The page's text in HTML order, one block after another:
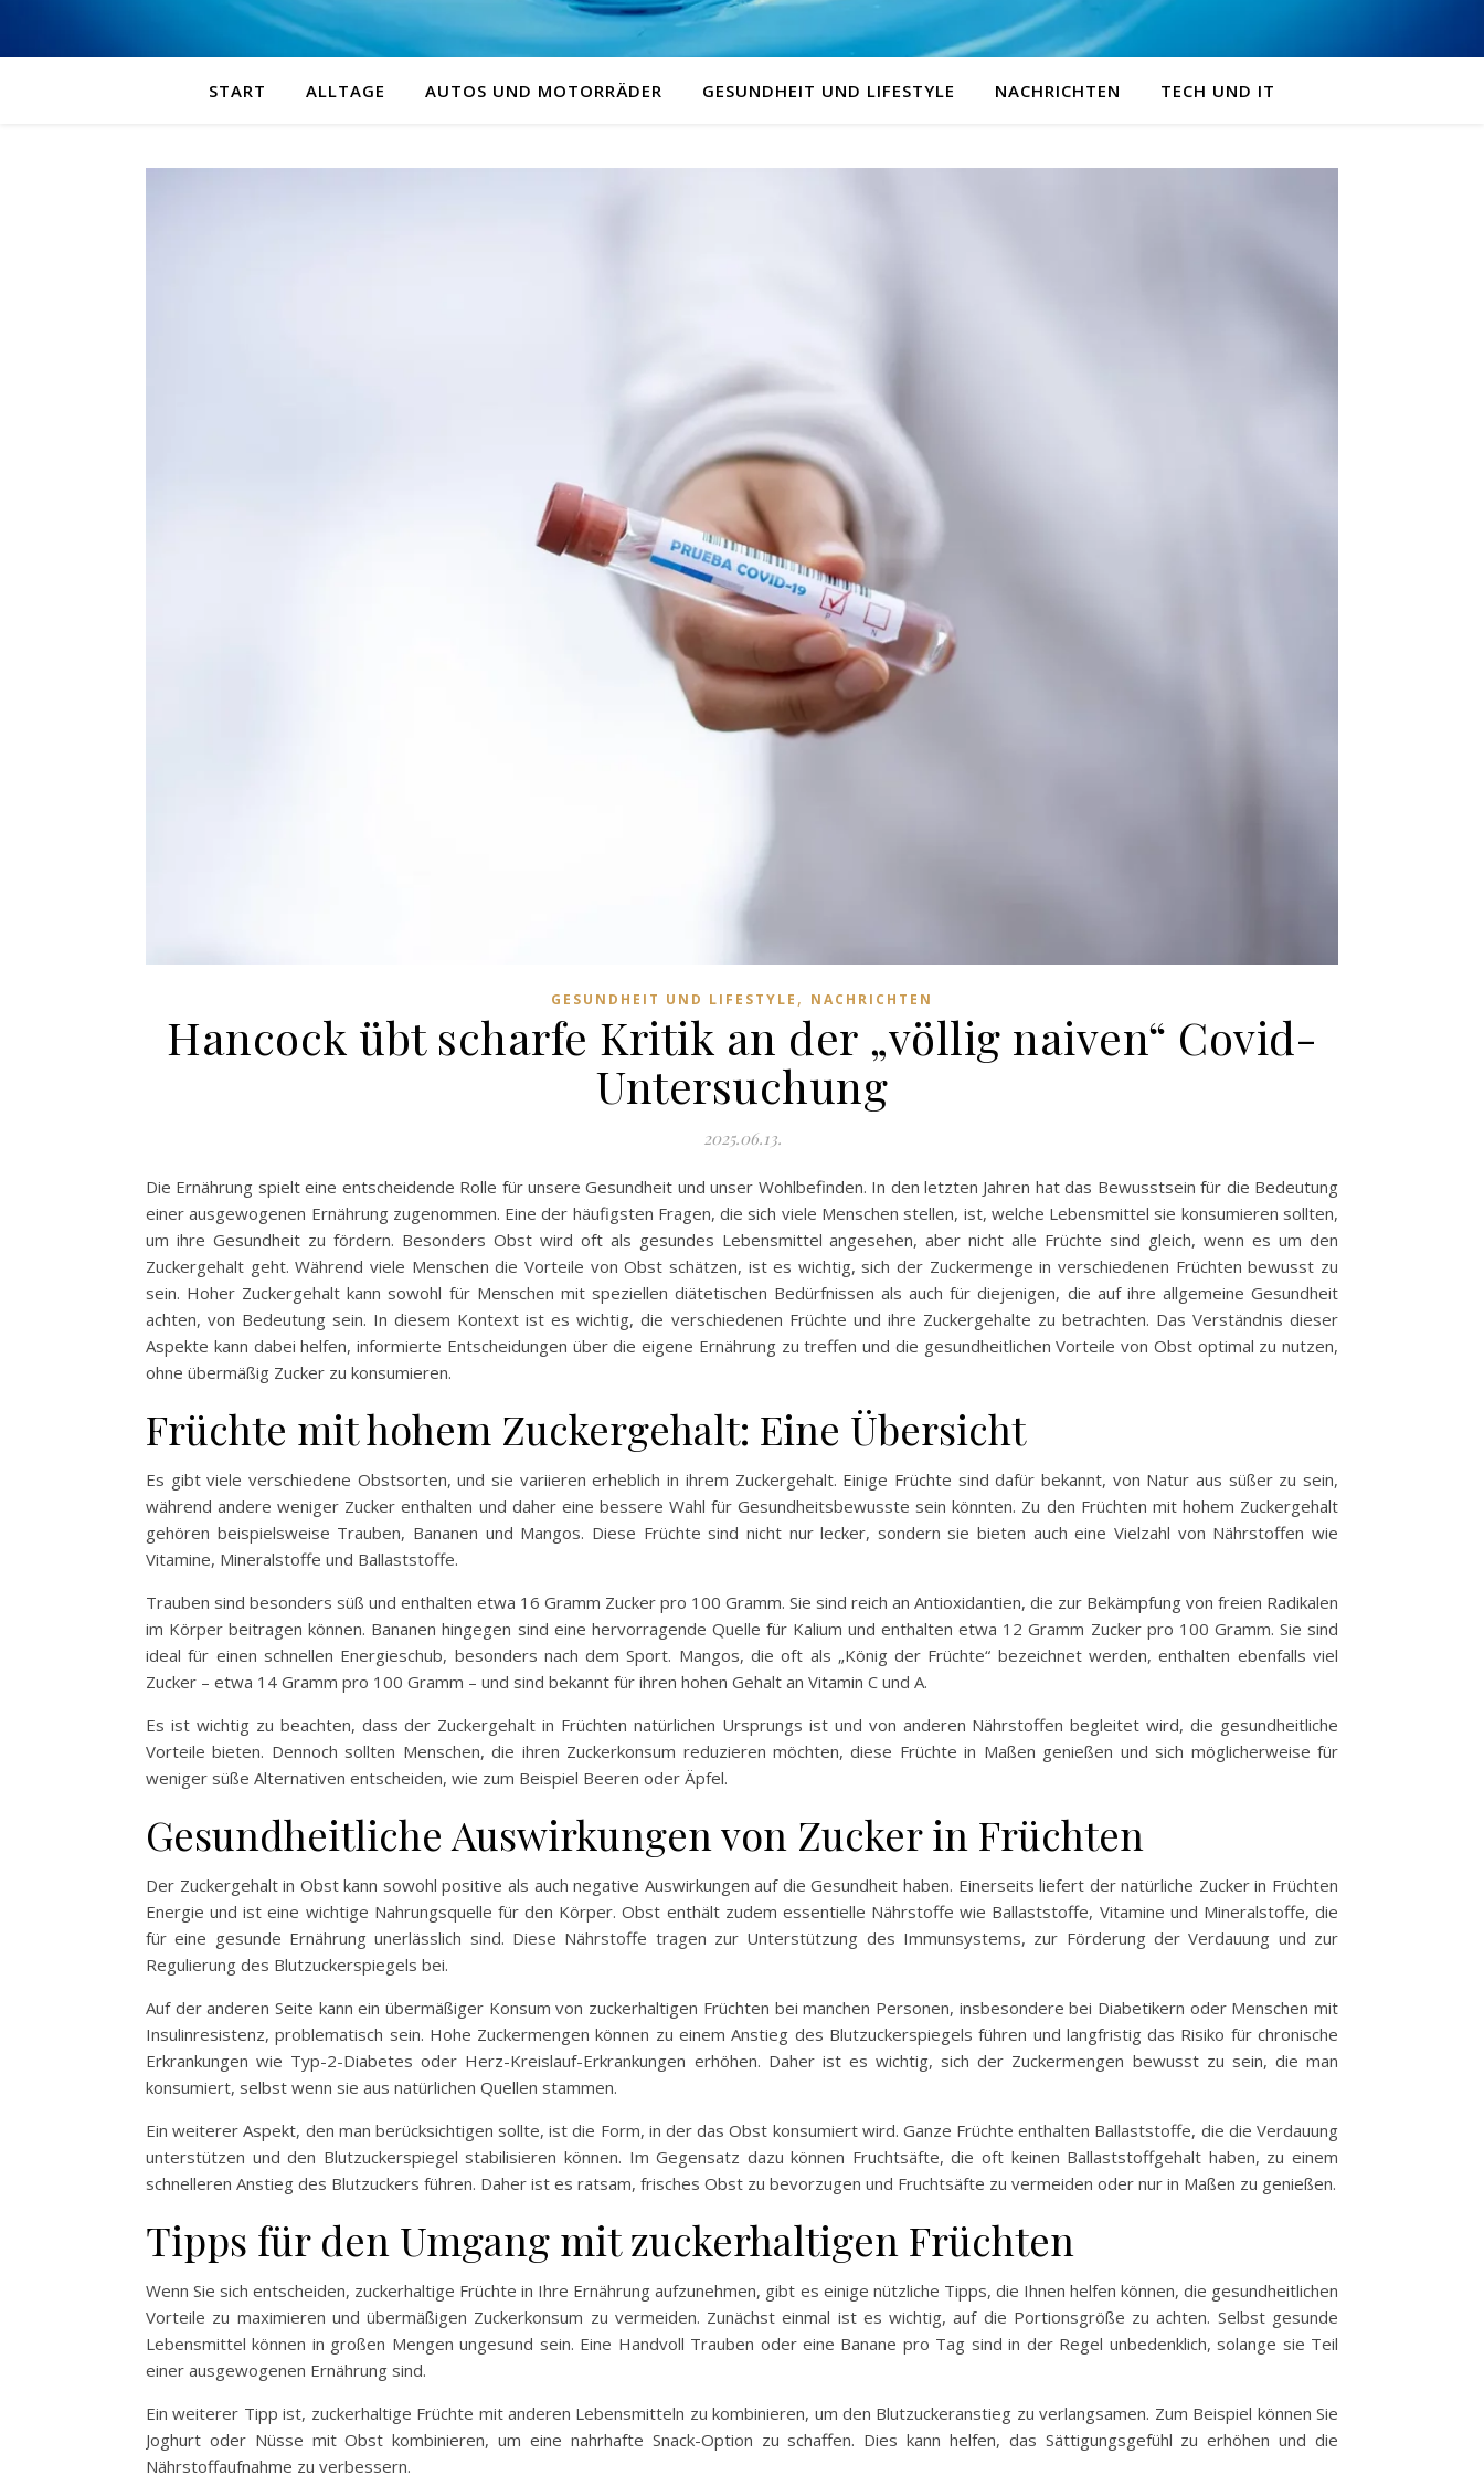
START ALLTAGE AUTOS UND MOTORRÄDER GESUNDHEIT UND LIFESTYLE NACHRICHTEN TECH UND IT
GESUNDHEIT UND LIFESTYLE , NACHRICHTEN
Hancock übt scharfe Kritik an der „völlig naiven“ Covid-
Untersuchung
2025.06.13.
Die Ernährung spielt eine entscheidende Rolle für unsere Gesundheit und unser Wohlbefinden. In den letzten Jahren hat das Bewusstsein für die Bedeutung
einer ausgewogenen Ernährung zugenommen. Eine der häufigsten Fragen, die sich viele Menschen stellen, ist, welche Lebensmittel sie konsumieren sollten,
um ihre Gesundheit zu fördern. Besonders Obst wird oft als gesundes Lebensmittel angesehen, aber nicht alle Früchte sind gleich, wenn es um den
Zuckergehalt geht. Während viele Menschen die Vorteile von Obst schätzen, ist es wichtig, sich der Zuckermenge in verschiedenen Früchten bewusst zu
sein. Hoher Zuckergehalt kann sowohl für Menschen mit speziellen diätetischen Bedürfnissen als auch für diejenigen, die auf ihre allgemeine Gesundheit
achten, von Bedeutung sein. In diesem Kontext ist es wichtig, die verschiedenen Früchte und ihre Zuckergehalte zu betrachten. Das Verständnis dieser
Aspekte kann dabei helfen, informierte Entscheidungen über die eigene Ernährung zu treffen und die gesundheitlichen Vorteile von Obst optimal zu nutzen,
ohne übermäßig Zucker zu konsumieren.
Früchte mit hohem Zuckergehalt: Eine Übersicht
Es gibt viele verschiedene Obstsorten, und sie variieren erheblich in ihrem Zuckergehalt. Einige Früchte sind dafür bekannt, von Natur aus süßer zu sein,
während andere weniger Zucker enthalten und daher eine bessere Wahl für Gesundheitsbewusste sein könnten. Zu den Früchten mit hohem Zuckergehalt
gehören beispielsweise Trauben, Bananen und Mangos. Diese Früchte sind nicht nur lecker, sondern sie bieten auch eine Vielzahl von Nährstoffen wie
Vitamine, Mineralstoffe und Ballaststoffe.
Trauben sind besonders süß und enthalten etwa 16 Gramm Zucker pro 100 Gramm. Sie sind reich an Antioxidantien, die zur Bekämpfung von freien Radikalen
im Körper beitragen können. Bananen hingegen sind eine hervorragende Quelle für Kalium und enthalten etwa 12 Gramm Zucker pro 100 Gramm. Sie sind
ideal für einen schnellen Energieschub, besonders nach dem Sport. Mangos, die oft als „König der Früchte“ bezeichnet werden, enthalten ebenfalls viel
Zucker – etwa 14 Gramm pro 100 Gramm – und sind bekannt für ihren hohen Gehalt an Vitamin C und A.
Es ist wichtig zu beachten, dass der Zuckergehalt in Früchten natürlichen Ursprungs ist und von anderen Nährstoffen begleitet wird, die gesundheitliche
Vorteile bieten. Dennoch sollten Menschen, die ihren Zuckerkonsum reduzieren möchten, diese Früchte in Maßen genießen und sich möglicherweise für
weniger süße Alternativen entscheiden, wie zum Beispiel Beeren oder Äpfel.
Gesundheitliche Auswirkungen von Zucker in Früchten
Der Zuckergehalt in Obst kann sowohl positive als auch negative Auswirkungen auf die Gesundheit haben. Einerseits liefert der natürliche Zucker in Früchten
Energie und ist eine wichtige Nahrungsquelle für den Körper. Obst enthält zudem essentielle Nährstoffe wie Ballaststoffe, Vitamine und Mineralstoffe, die
für eine gesunde Ernährung unerlässlich sind. Diese Nährstoffe tragen zur Unterstützung des Immunsystems, zur Förderung der Verdauung und zur
Regulierung des Blutzuckerspiegels bei.
Auf der anderen Seite kann ein übermäßiger Konsum von zuckerhaltigen Früchten bei manchen Personen, insbesondere bei Diabetikern oder Menschen mit
Insulinresistenz, problematisch sein. Hohe Zuckermengen können zu einem Anstieg des Blutzuckerspiegels führen und langfristig das Risiko für chronische
Erkrankungen wie Typ-2-Diabetes oder Herz-Kreislauf-Erkrankungen erhöhen. Daher ist es wichtig, sich der Zuckermengen bewusst zu sein, die man
konsumiert, selbst wenn sie aus natürlichen Quellen stammen.
Ein weiterer Aspekt, den man berücksichtigen sollte, ist die Form, in der das Obst konsumiert wird. Ganze Früchte enthalten Ballaststoffe, die die Verdauung
unterstützen und den Blutzuckerspiegel stabilisieren können. Im Gegensatz dazu können Fruchtsäfte, die oft keinen Ballaststoffgehalt haben, zu einem
schnelleren Anstieg des Blutzuckers führen. Daher ist es ratsam, frisches Obst zu bevorzugen und Fruchtsäfte zu vermeiden oder nur in Maßen zu genießen.
Tipps für den Umgang mit zuckerhaltigen Früchten
Wenn Sie sich entscheiden, zuckerhaltige Früchte in Ihre Ernährung aufzunehmen, gibt es einige nützliche Tipps, die Ihnen helfen können, die gesundheitlichen
Vorteile zu maximieren und übermäßigen Zuckerkonsum zu vermeiden. Zunächst einmal ist es wichtig, auf die Portionsgröße zu achten. Selbst gesunde
Lebensmittel können in großen Mengen ungesund sein. Eine Handvoll Trauben oder eine Banane pro Tag sind in der Regel unbedenklich, solange sie Teil
einer ausgewogenen Ernährung sind.
Ein weiterer Tipp ist, zuckerhaltige Früchte mit anderen Lebensmitteln zu kombinieren, um den Blutzuckeranstieg zu verlangsamen. Zum Beispiel können Sie
Joghurt oder Nüsse mit Obst kombinieren, um eine nahrhafte Snack-Option zu schaffen. Dies kann helfen, das Sättigungsgefühl zu erhöhen und die
Nährstoffaufnahme zu verbessern.